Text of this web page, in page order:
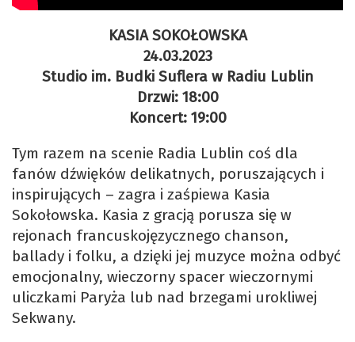
KASIA SOKOŁOWSKA
24.03.2023
Studio im. Budki Suflera w Radiu Lublin
Drzwi: 18:00
Koncert: 19:00
Tym razem na scenie Radia Lublin coś dla
fanów dźwięków delikatnych, poruszających i
inspirujących – zagra i zaśpiewa Kasia
Sokołowska. Kasia z gracją porusza się w
rejonach francuskojęzycznego chanson,
ballady i folku, a dzięki jej muzyce można odbyć
emocjonalny, wieczorny spacer wieczornymi
uliczkami Paryża lub nad brzegami urokliwej
Sekwany.